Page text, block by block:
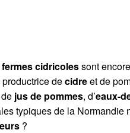
fermes cidricolessont
decidreet de
jus de pommes, d’eaux-
typiques de la
?